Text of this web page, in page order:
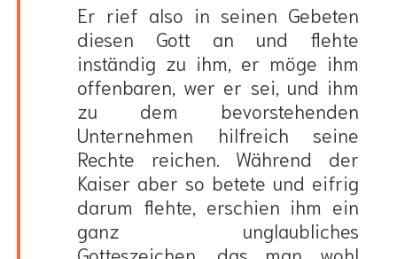
Er rief also in seinen Gebeten
diesen Gott an und flehte
inständig zu ihm, er möge ihm
offenbaren, wer er sei, und ihm
zu dem bevorstehenden
Unternehmen hilfreich seine
Rechte reichen. Während der
Kaiser aber so betete und eifrig
darum flehte, erschien ihm ein
ganz unglaubliches
Gotteszeichen, das man wohl